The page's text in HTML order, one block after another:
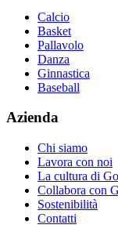
Calcio
Basket
Pallavolo
Danza
Ginnastica
Baseball
Azienda
Chi siamo
Lavora con noi
La cultura di
Collabora con
Sostenibilità
Contatti